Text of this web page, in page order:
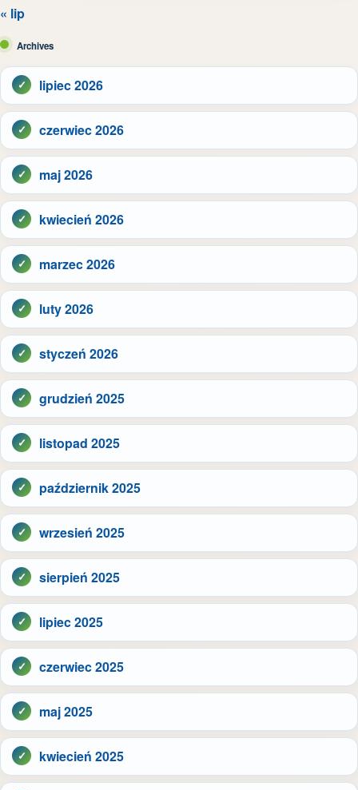
« lip
Archives
lipiec 2026
czerwiec 2026
maj 2026
kwiecień 2026
marzec 2026
luty 2026
styczeń 2026
grudzień 2025
listopad 2025
październik 2025
wrzesień 2025
sierpień 2025
lipiec 2025
czerwiec 2025
maj 2025
kwiecień 2025